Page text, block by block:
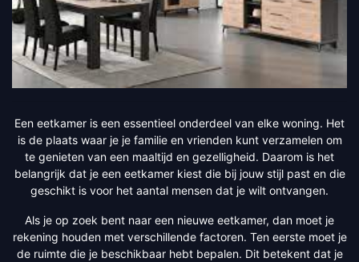
Een eetkamer is een essentieel onderdeel van elke woning. Het
is de plaats waar je je familie en vrienden kunt verzamelen om
te genieten van een maaltijd en gezelligheid. Daarom is het
belangrijk dat je een eetkamer kiest die bij jouw stijl past en die
geschikt is voor het aantal mensen dat je wilt ontvangen.
Als je op zoek bent naar een nieuwe eetkamer, dan moet je
rekening houden met verschillende factoren. Ten eerste moet je
de ruimte die je beschikbaar hebt bepalen. Dit betekent dat je